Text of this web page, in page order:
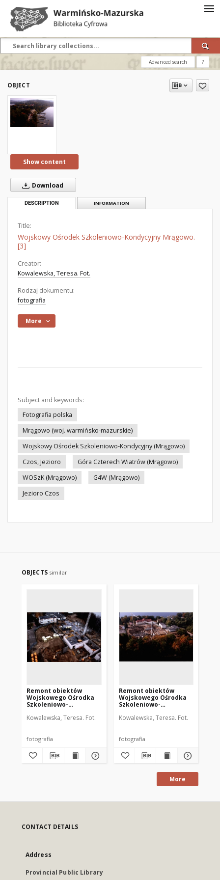
Advanced search ?
OBJECT
Show content
Download
DESCRIPTION INFORMATION
Title:
Wojskowy Ośrodek Szkoleniowo-Kondycyjny Mrągowo.
[3]
Creator:
Kowalewska, Teresa. Fot.
Rodzaj dokumentu:
fotografia
More
Subject and keywords:
Fotografia polska
Mrągowo (woj. warmińsko-mazurskie)
Wojskowy Ośrodek Szkoleniowo-Kondycyjny (Mrągowo)
Czos, Jezioro
Góra Czterech Wiatrów (Mrągowo)
WOSzK (Mrągowo)
G4W (Mrągowo)
Jezioro Czos
OBJECTS similar
Remont obiektów
Wojskowego Ośrodka
Szkoleniowo-
Mrągowo. [3]
Kowalewska, Teresa. Fot.
fotografia
Remont obiektów
Wojskowego Ośrodka
Szkoleniowo-
Mrągowo. [1]
Kowalewska, Teresa. Fot.
fotografia
More
CONTACT DETAILS
Address
Provincial Public Library